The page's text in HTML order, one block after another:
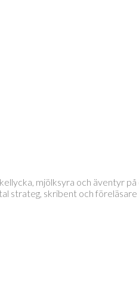
mjölksyra och äventyr
strateg, skribent och